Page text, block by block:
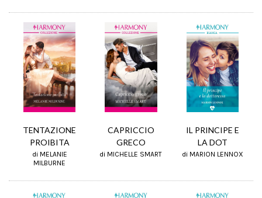
TENTAZIONE
PROIBITA
di MELANIE
MILBURNE
CAPRICCIO
GRECO
di MICHELLE SMART
IL PRINCIPE E
LA DOT
di MARION LENNOX